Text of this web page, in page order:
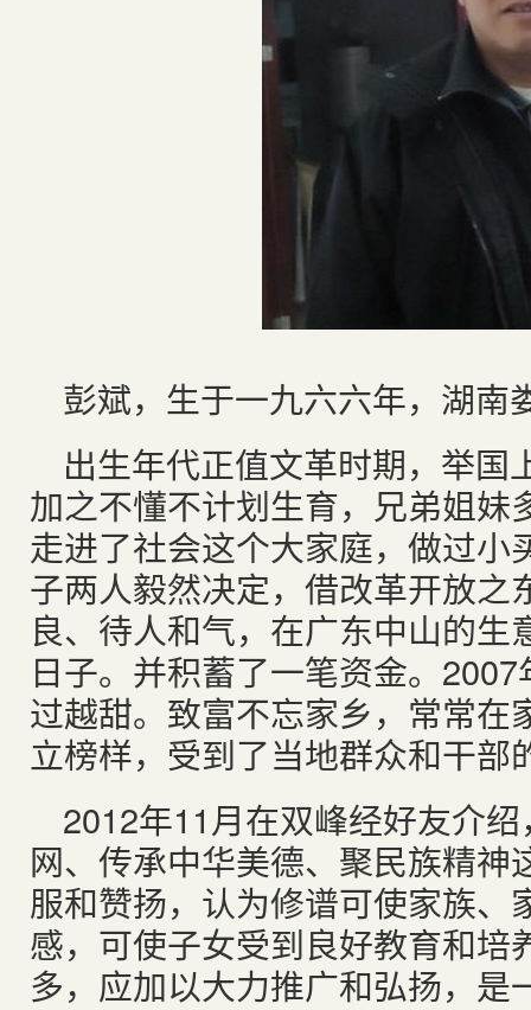
彭斌，生于一九六六年，湖南
出生年代正值文革时期，举
加之不懂不计划生育，兄弟姐
走进了社会这个大家庭，做过
子两人毅然决定，借改革开放
良、待人和气，在广东中山的
日子。并积蓄了一笔资金。 2007
过越甜。致富不忘家乡，常常
立榜样，受到了当地群众和干部
2012年11月在双峰经好友介
网、传承中华美德、聚民族精
服和赞扬，认为修谱可使家族
感，可使子女受到良好教育和
多，应加以大力推广和弘扬，是